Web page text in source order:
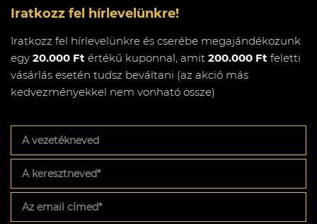
Iratkozz fel hírlevelünkre!
Iratkozz fel hírlevelünkre és cserébe megajándékozunk
egy 20.000 Ft értékű kuponnal, amit 200.000 Ft feletti
vásárlás esetén tudsz beváltani (az akció más
kedvezményekkel nem vonható össze)
vezetékneved
keresztneved*
email